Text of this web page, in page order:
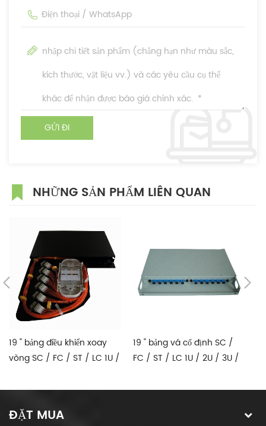
NHỮNG SẢN PHẨM LIÊN QUAN
19 " bảng điều khiển xoay
vòng SC / FC / ST / LC 1U /
48C 96C 144C
19 " bảng vá cố định SC /
FC / ST / LC 1U / 2U / 3U /
144C
ĐẶT MUA